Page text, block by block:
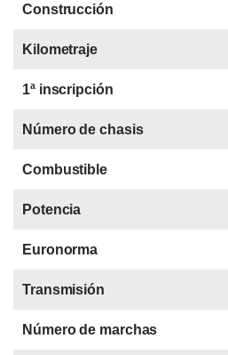
Construcción
Kilometraje
1ª inscripción
Número de chasis
Combustible
Potencia
Euronorma
Transmisión
Número de marchas